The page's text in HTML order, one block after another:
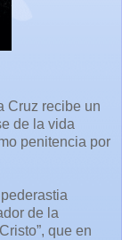
Cruz recibe un
de la vida
penitencia por
de la
que en